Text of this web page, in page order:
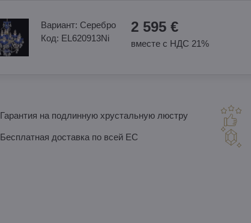
Вариант: Cеребро
Код: EL620913Ni
2 595 €
вместе с НДС 21%
Гарантия на подлинную хрустальную люстру
Бесплатная доставка по всей ЕС